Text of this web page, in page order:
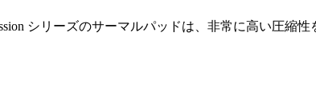
シリーズのサーマルパッドは、非常に高い圧